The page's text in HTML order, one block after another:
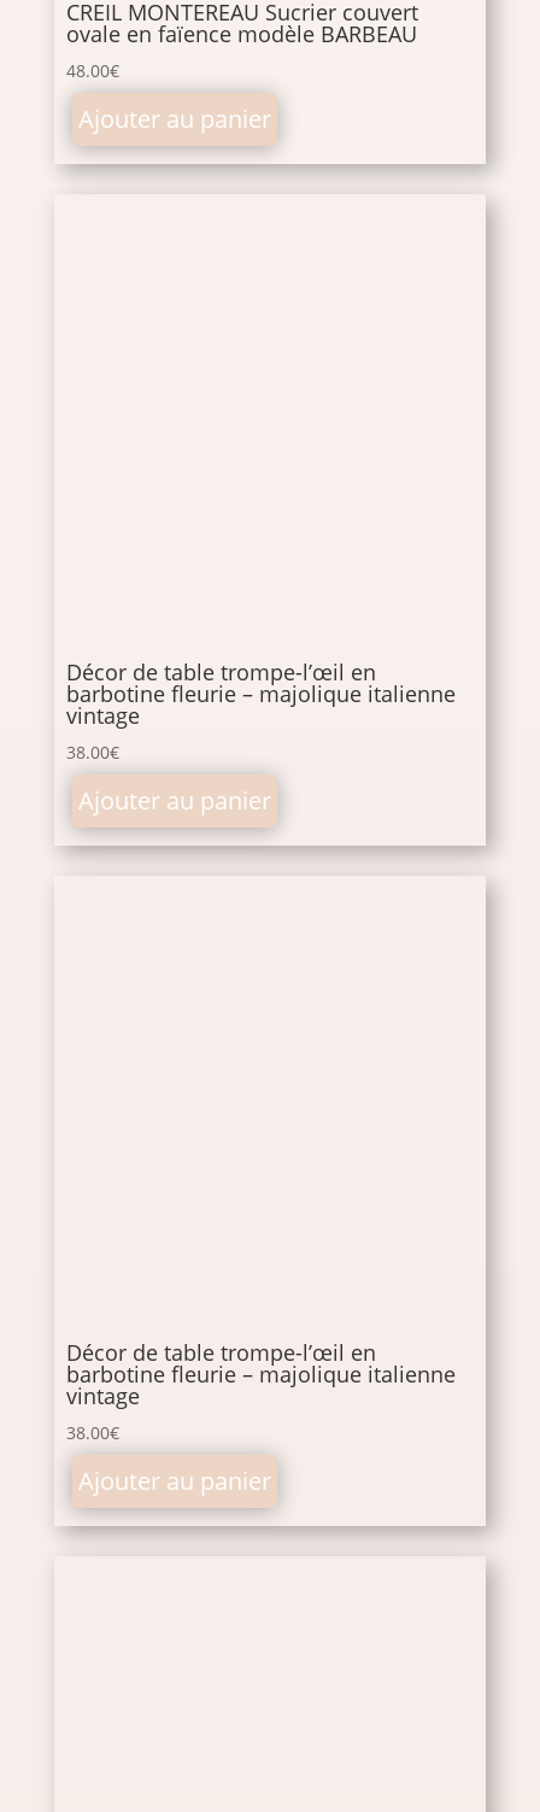
CREIL MONTEREAU Sucrier couvert
ovale en faïence modèle BARBEAU
48.00€
Ajouter au panier
Décor de table trompe-l’œil en
barbotine fleurie – majolique italienne
vintage
38.00€
Ajouter au panier
Décor de table trompe-l’œil en
barbotine fleurie – majolique italienne
vintage
38.00€
Ajouter au panier